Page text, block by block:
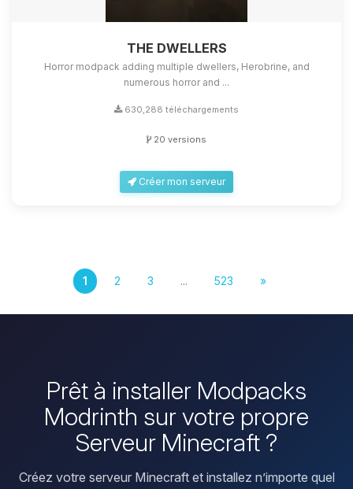
THE DWELLERS
Horror modpack adding multiple dwellers, Herobrine, and
numerous horror and ...
630,288 téléchargements
20 versions
Créer mon serveur
1 2 3 ... 523 »
Prêt à installer Modpacks
Modrinth sur votre propre
Serveur Minecraft ?
Créez votre serveur Minecraft et installez n’importe quel